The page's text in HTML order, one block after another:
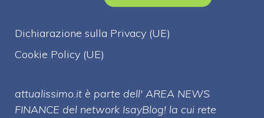
Dichiarazione sulla Privacy (UE)
Cookie Policy (UE)
attualissimo.it è parte dell' AREA NEWS
FINANCE del network IsayBlog! la cui rete